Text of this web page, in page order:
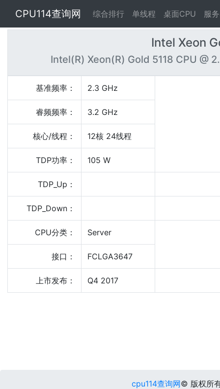
CPU114查询网 综合排行 单线程 桌面CPU 服
Intel Xeon
Intel(R) Xeon(R) Gold 5118 CPU @
基准频率： 2.3 GHz
睿频频率： 3.2 GHz
核心/线程： 12核 24线程
TDP功率： 105 W
TDP_Up：
TDP_Down：
CPU分类： Server
接口： FCLGA3647
上市发布： Q4 2017
cpu114查询网© 版权所